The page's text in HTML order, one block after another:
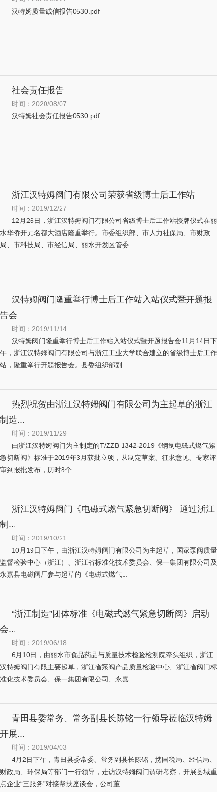
汉特姆质量诚信报告0530.pdf
社会责任报告
时间：2020/08/07
汉特姆社会责任报告0530.pdf
浙江汉特姆阀门有限公司荣获省级博士后工作站
时间：2019/12/27
12月26日，浙江汉特姆阀门有限公司省级博士后工作站授牌仪式在丽
水华侨开元名都大酒店隆重举行。市委组织部、市人力社保局、市财政
局、市科技局、市经信局、丽水开发区管委...
汉特姆阀门隆重举行博士后工作站入站仪式暨开题报
告会
时间：2019/11/14
汉特姆阀门隆重举行博士后工作站入站仪式暨开题报告会11月14日下
午，浙江汉特姆阀门有限公司与浙江工业大学联合建立的省级博士后工作
站，隆重举行开题报告会。县委组织部副...
热烈祝贺由浙江汉特姆阀门有限公司为主起草的浙江
制造...
时间：2019/11/29
由浙江汉特姆阀门为主制定的T/ZZB 1342-2019《钢制电磁式燃气紧
急切断阀》标准于2019年3月获批立项，从制定草案、征求意见、专家评
审到报批发布，历时8个...
浙江汉特姆阀门《电磁式燃气紧急切断阀》 通过浙江
制...
时间：2019/10/21
10月19日下午，由浙江汉特姆阀门有限公司为主起草，国家泵阀质量
监督检验中心（浙江）、浙江省标准化技术委员会、保一集团有限公司及
永嘉县电磁阀厂参与起草的《电磁式燃气...
“浙江制造”团体标准《电磁式燃气紧急切断阀》启动
会...
时间：2019/06/18
6月10日，由丽水市食品药品与质量技术检验检测院牵头组织，浙江
汉特姆阀门有限主要起草，浙江省泵阀产品质量检验中心、浙江省阀门标
准化技术委员会、保一集团有限公司、永嘉...
青田县委常务、常务副县长陈铭一行领导莅临汉特姆
开展...
时间：2019/04/03
4月2日下午，青田县委常委、常务副县长陈铭，携国税局、经信局、
财政局、环保局等部门一行领导，走访汉特姆阀门调研考察，开展县域重
点企业“三服务”对接帮扶座谈会，公司董...